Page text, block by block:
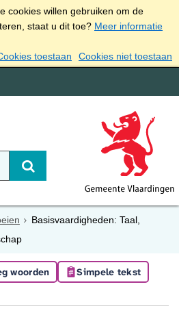
cookies willen gebruiken om de
staat u dit toe? Meer informatie
toestaan
Cookies niet toestaan
Basisvaardigheden: Taal,
woorden Simpele tekst